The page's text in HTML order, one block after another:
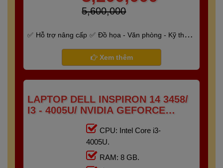
5,600,000
Hỗ trợ nâng cấp
Đồ họa - Văn phòng - Kỹ thuật
Bảo hành 6 tháng
Xem thêm
LAPTOP DELL INSPIRON 14 3458/
I3 - 4005U/ NVIDIA GEFORCE
820M/ RAM 8G/ SSD 128GB/
CPU: Intel Core i3-
4005U.
RAM: 8 GB.